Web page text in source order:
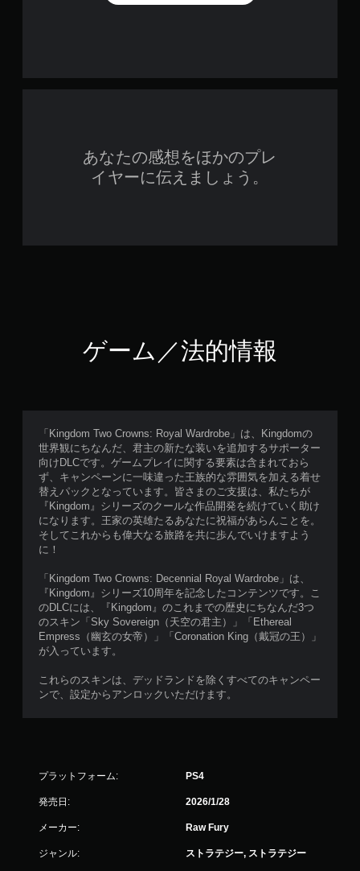
あなたの感想をほかのプレ
イヤーに伝えましょう。
ゲーム／法的情報
「Kingdom Two Crowns: Royal Wardrobe」は、Kingdomの
世界観にちなんだ、君主の新たな装いを追加するサポーター
向けDLCです。ゲームプレイに関する要素は含まれておら
ず、キャンペーンに一味違った王族的な雰囲気を加える着せ
替えパックとなっています。皆さまのご支援は、私たちが
『Kingdom』シリーズのクールな作品開発を続けていく助け
になります。王家の英雄たるあなたに祝福があらんことを。
そしてこれからも偉大なる旅路を共に歩んでいけますよう
に！
「Kingdom Two Crowns: Decennial Royal Wardrobe」は、
『Kingdom』シリーズ10周年を記念したコンテンツです。こ
のDLCには、『Kingdom』のこれまでの歴史にちなんだ3つ
のスキン「Sky Sovereign（天空の君主）」「Ethereal
Empress（幽玄の女帝）」「Coronation King（戴冠の王）」
が入っています。
これらのスキンは、デッドランドを除くすべてのキャンペー
ンで、設定からアンロックいただけます。
プラットフォーム: PS4
発売日: 2026/1/28
メーカー: Raw Fury
ジャンル: ストラテジー, ストラテジー